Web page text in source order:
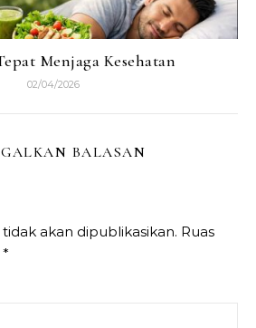
Menjaga Kesehatan
02/04/2026
BALASAN
akan dipublikasikan. Ruas
*